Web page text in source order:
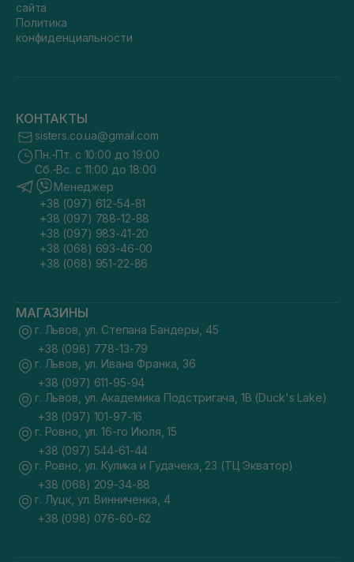
сайта
Политика
конфиденциальности
КОНТАКТЫ
sisters.co.ua@gmail.com
Пн.-Пт. с 10:00 до 19:00
Сб.-Вс. с 11:00 до 18:00
Менеджер
+38 (097) 612-54-81
+38 (097) 788-12-88
+38 (097) 983-41-20
+38 (068) 693-46-00
+38 (068) 951-22-86
МАГАЗИНЫ
г. Львов, ул. Степана Бандеры, 45
+38 (098) 778-13-79
г. Львов, ул. Ивана Франка, 36
+38 (097) 611-95-94
г. Львов, ул. Академика Подстригача, 1В (Duck's Lake)
+38 (097) 101-97-16
г. Ровно, ул. 16-го Июля, 15
+38 (097) 544-61-44
г. Ровно, ул. Кулика и Гудачека, 23 (ТЦ Экватор)
+38 (068) 209-34-88
г. Луцк, ул. Винниченка, 4
+38 (098) 076-60-62